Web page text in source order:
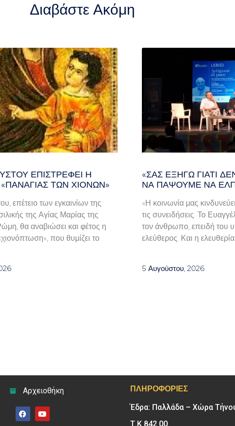
Διαβάστε Ακόμη
ΕΠΙΣΤΡΈΦΕΙ Η
ΤΩΝ ΧΙΌΝΩΝ»
επέτειο των εγκαινίων της
της Αγίας Μαρίας της
θα αναβιώσει και φέτος η
που θυμίζει το
«ΣΑΣ ΕΞΗΓΏ ΓΙΑΤΊ
ΝΑ ΠΆΨΟΥΜΕ ΝΑ
«Η κοινωνία μας
τις συνειδήσεις. Το
τον άνθρωπο, επειδή του
ελεύθερος. Και η ελευθερία
5 Αυγούστου, 2026
Αρχειοθήκη
ΠΛΗΡΟΦΟΡΊΕΣ
Έδρα: Παλλάδα – Χώρα
Τ.Κ 842 00